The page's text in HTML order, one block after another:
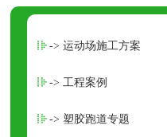
-> 运动场施工方案
-> 工程案例
-> 塑胶跑道专题